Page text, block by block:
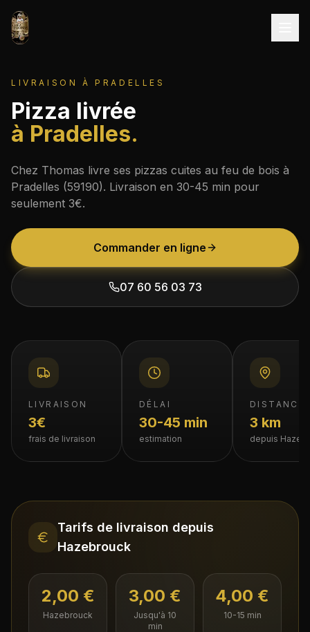
Aller au contenu
LIVRAISON ÀPRADELLES
Pizza livrée
à Pradelles.
Chez Thomas livre ses pizzas cuites au feu de bois à
Pradelles (59190). Livraison en 30-45 min pour
seulement 3€.
Commander en ligne
07 60 56 03 73
LIVRAISON
3€
frais de livraison
DÉLAI
30-45 min
estimation
DISTANCE
3 km
depuis
Tarifs de livraison depuis
Hazebrouck
2,00 €
Hazebrouck
3,00 €
Jusqu'à 10
min
4,00 €
10-15 min